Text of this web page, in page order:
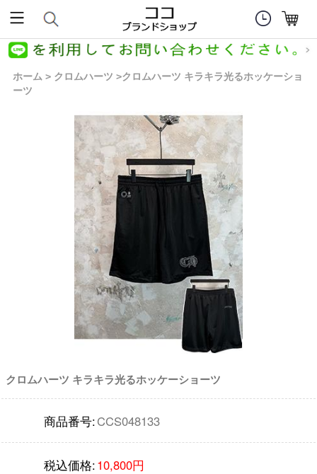
ホーム > クロムハーツ >クロムハーツ キラキラ光るホッケーショ
ーツ
クロムハーツ キラキラ光るホッケーショーツ
商品番号:CCS048133
税込価格:10,800円